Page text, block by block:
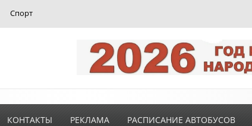
Спорт
КОНТАКТЫ РЕКЛАМА РАСПИСАНИЕ АВТОБУСОВ